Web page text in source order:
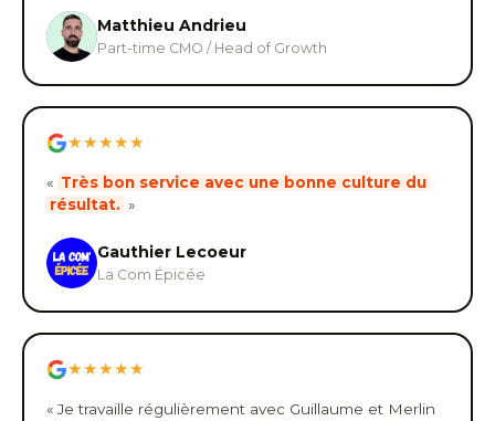
Matthieu Andrieu
Part-time CMO / Head of Growth
★★★★★
« Très bon service avec une bonne culture du
résultat. »
Gauthier Lecoeur
La Com Épicée
★★★★★
« Je travaille régulièrement avec Guillaume et Merlin